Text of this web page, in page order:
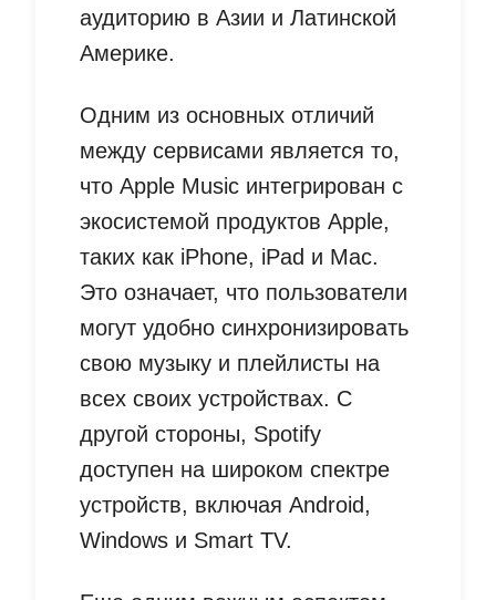
аудиторию в Азии и Латинской
Америке.
Одним из основных отличий
между сервисами является то,
что Apple Music интегрирован с
экосистемой продуктов Apple,
таких как iPhone, iPad и Mac.
Это означает, что пользователи
могут удобно синхронизировать
свою музыку и плейлисты на
всех своих устройствах. С
другой стороны, Spotify
доступен на широком спектре
устройств, включая Android,
Windows и Smart TV.